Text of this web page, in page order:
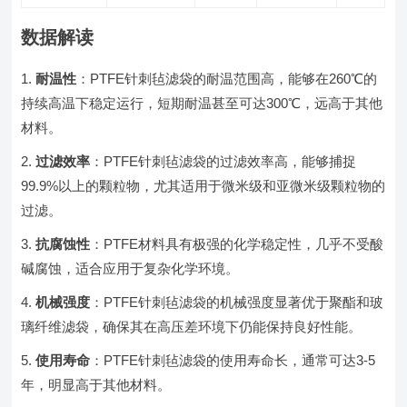
数据解读
耐温性 ：PTFE针刺毡滤袋的耐温范围高，能够在260℃的
持续高温下稳定运行，短期耐温甚至可达300℃，远高于其他
材料。
过滤效率 ：PTFE针刺毡滤袋的过滤效率高，能够捕捉
99.9%以上的颗粒物，尤其适用于微米级和亚微米级颗粒物的
过滤。
抗腐蚀性 ：PTFE材料具有极强的化学稳定性，几乎不受酸
碱腐蚀，适合应用于复杂化学环境。
机械强度 ：PTFE针刺毡滤袋的机械强度显著优于聚酯和玻
璃纤维滤袋，确保其在高压差环境下仍能保持良好性能。
使用寿命 ：PTFE针刺毡滤袋的使用寿命长，通常可达3-5
年，明显高于其他材料。